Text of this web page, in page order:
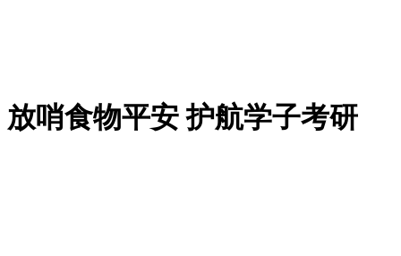
放哨食物平安 护航学子考研